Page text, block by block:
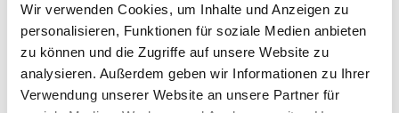
Wir verwenden Cookies, um Inhalte und Anzeigen zu
personalisieren, Funktionen für soziale Medien anbieten
zu können und die Zugriffe auf unsere Website zu
analysieren. Außerdem geben wir Informationen zu Ihrer
Verwendung unserer Website an unsere Partner für
Begleitpersonen: Vorbereitung